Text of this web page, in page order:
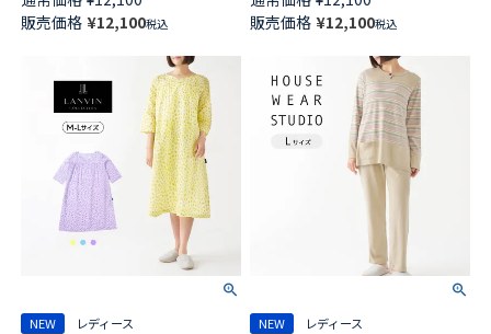
薄手 パジャマ 前開き 5分袖 7分
丈パンツ 2人のサマープラン柄
レディース 73835043
販売価格 ¥12,100税込
薄手 パジャマ 前開き 5分袖 7分
丈パンツ 2人のサマープラン柄
レディース 73835042
販売価格 ¥12,100税込
NEW
レディース
NEW
レディース